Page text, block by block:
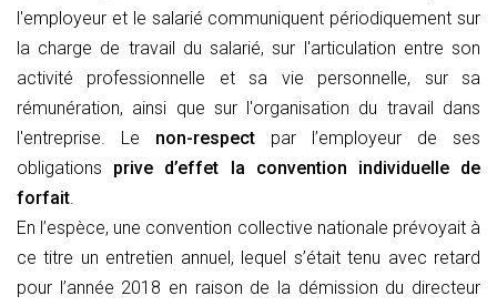
l'employeur et le salarié communiquent périodiquement sur
la charge de travail du salarié, sur l'articulation entre son
activité professionnelle et sa vie personnelle, sur sa
rémunération, ainsi que sur l'organisation du travail dans
l'entreprise. Le non-respect par l’employeur de ses
obligations prive d’effet la convention individuelle de
forfait.
En l’espèce, une convention collective nationale prévoyait à
ce titre un entretien annuel, lequel s’était tenu avec retard
pour l’année 2018 en raison de la démission du directeur